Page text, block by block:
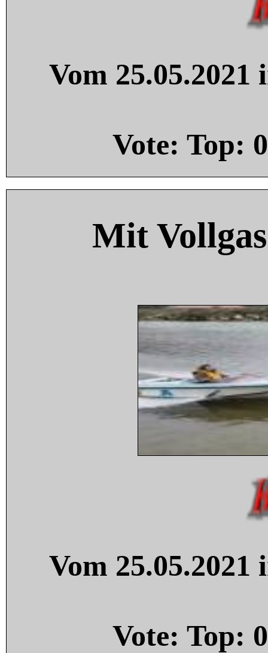
Vom
Vote: Top: 0
Mit
Vom
Vote: Top: 0